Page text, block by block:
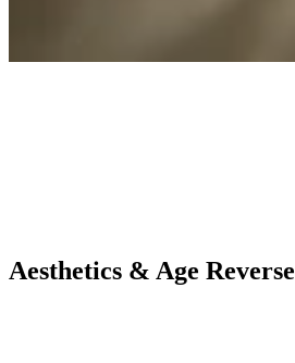
Aesthetics & Age Reverse